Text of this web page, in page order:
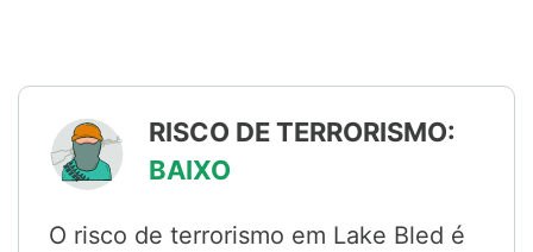
RISCO DE TERRORISMO:
BAIXO
O risco de terrorismo em Lake Bled é